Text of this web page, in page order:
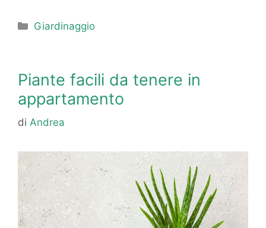
Categorie
Giardinaggio
Piante facili da tenere in
appartamento
di Andrea